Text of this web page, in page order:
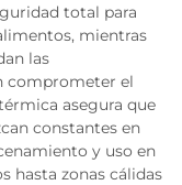
total para
mientras
las
comprometer el
asegura que
constantes en
y uso en
hasta zonas cálidas